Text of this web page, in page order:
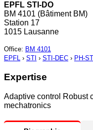
EPFL STI-DO
BM 4101 (Bâtiment BM)
Station 17
1015 Lausanne
Office: BM 4101
EPFL › STI › STI-DEC › PH-STI
Expertise
Adaptive control Robust
mechatronics